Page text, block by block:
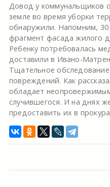
Довод у коммунальщиков
земле во время уборки
обнаружили. Напомним, 30
фрагмент фасада жилого
Ребенку потребовалась
доставили в Ивано-
Тщательное
повреждений. Как
обладает
случившегося. И на днях
предоставить их в